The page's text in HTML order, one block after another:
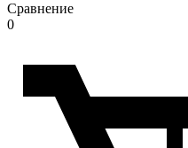
Сравнение
0